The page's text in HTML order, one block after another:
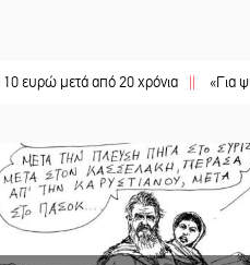
από 20 χρόνια || «Για